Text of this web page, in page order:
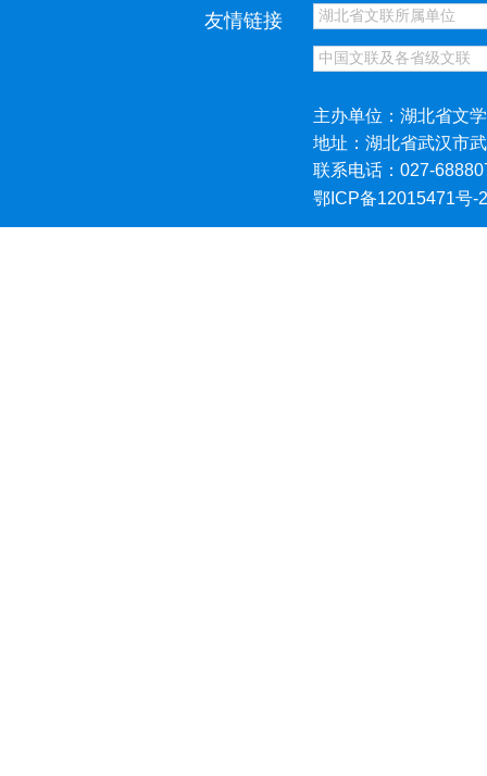
友情链接
主办单位：湖北省文
地址：湖北省武汉市
联系电话：027-
鄂ICP备12015471号-2